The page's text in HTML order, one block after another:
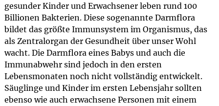
gesunder Kinder und Erwachsener leben rund 100
Billionen Bakterien. Diese sogenannte Darmflora
bildet das größte Immunsystem im Organismus, das
als Zentralorgan der Gesundheit über unser Wohl
wacht. Die Darmflora eines Babys und auch die
Immunabwehr sind jedoch in den ersten
Lebensmonaten noch nicht vollständig entwickelt.
Säuglinge und Kinder im ersten Lebensjahr sollten
ebenso wie auch erwachsene Personen mit einem